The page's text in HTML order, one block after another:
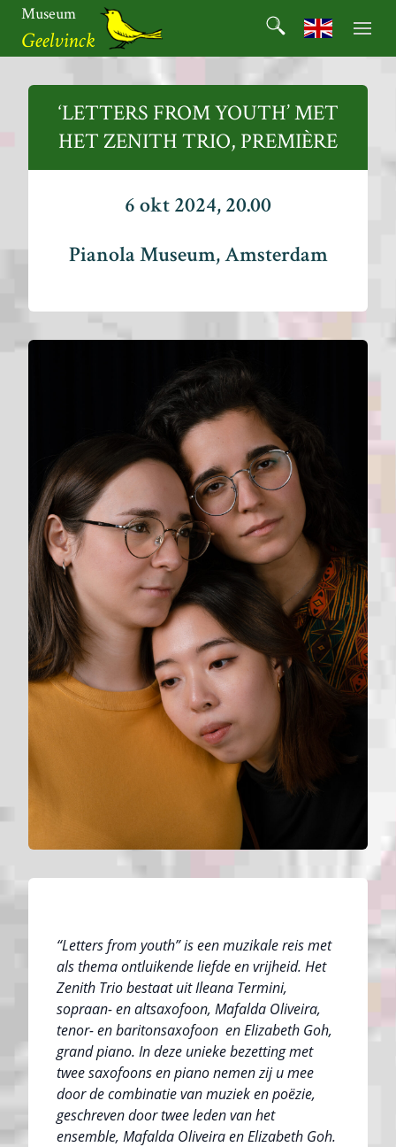
naar
de
Museum
Geelvinck
Geelvinck
Search
Search for:
‘LETTERS FROM YOUTH’ MET
HET ZENITH TRIO, PREMIÈRE
6 okt 2024, 20.00
Pianola Museum, Amsterdam
“Letters from youth” is een muzikale reis met
als thema ontluikende liefde en vrijheid. Het
Zenith Trio bestaat uit Ileana Termini,
sopraan- en altsaxofoon, Mafalda Oliveira,
tenor- en baritonsaxofoon en Elizabeth Goh,
grand piano. In deze unieke bezetting met
twee saxofoons en piano nemen zij u mee
door de combinatie van muziek en poëzie,
geschreven door twee leden van het
ensemble, Mafalda Oliveira en Elizabeth Goh.